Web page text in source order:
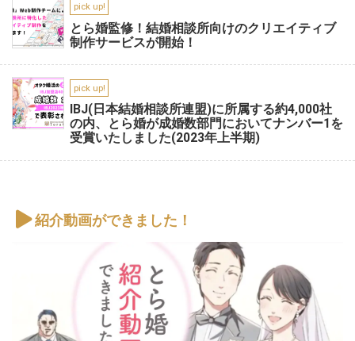
pick up!
とら婚監修！結婚相談所向けのクリエイティブ
制作サービスが開始！
pick up!
IBJ(日本結婚相談所連盟)に所属する約4,000社
の内、とら婚が成婚数部門においてナンバー1を
受賞いたしました(2023年上半期)
紹介動画ができました！